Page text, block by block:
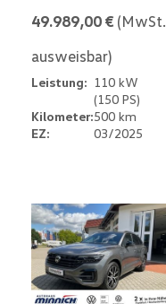
49.989,00 € (MwSt.
ausweisbar)
Leistung: 110 kW
(150 PS)
Kilometer:500 km
EZ:
03/2025